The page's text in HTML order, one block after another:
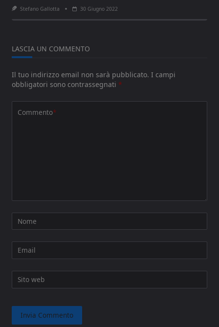
Stefano Gallotta 30 Giugno 2022
LASCIA UN COMMENTO
Il tuo indirizzo email non sarà pubblicato. I campi
obbligatori sono contrassegnati *
Commento*
Nome
Email
Sito web